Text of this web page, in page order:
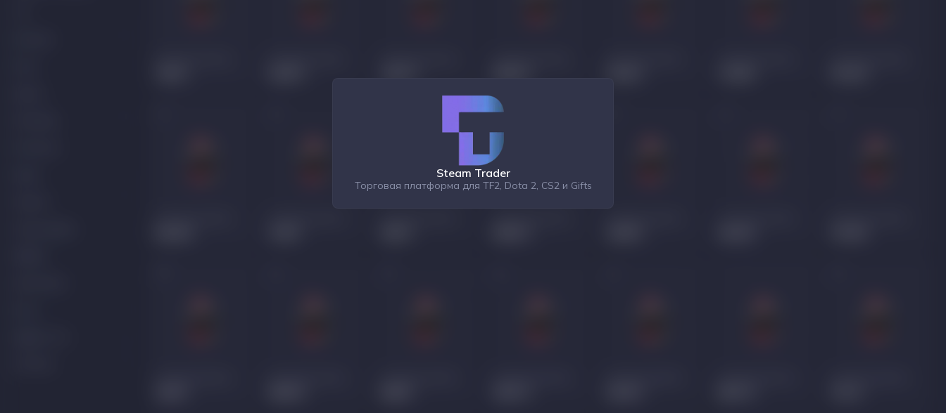
Steam Trader
Торговая платформа для TF2, Dota 2, CS2 и Gifts